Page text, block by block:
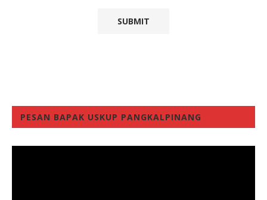
PESAN BAPAK USKUP PANGKALPINANG